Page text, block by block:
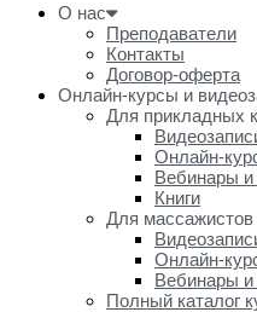
О нас
Преподаватели
Контакты
Договор-оферта
Онлайн-курсы и
Для прикладных
Онлайн-
Вебинары и
Книги
Для массажистов
Онлайн-
Вебинары и
Полный каталог